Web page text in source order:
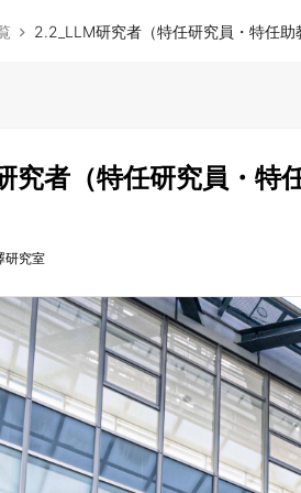
2.2_LLM研究者（特任研究員・特任助
究者（特任研究員・特
研究室